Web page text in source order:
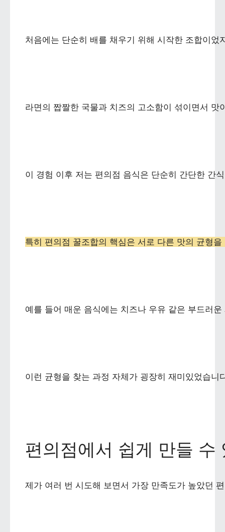
처음에는 단순히 배를 채우기 위해 시작한 조합이
라면의 짭짤한 국물과 치즈의 고소함이 섞이면서
이 경험 이후 저는 편의점 음식은 단순히 간단한 간
특히 편의점 꿀조합의 핵심은 서로 다른 맛의 균형
예를 들어 매운 음식에는 치즈나 우유 같은 부드러
이런 균형을 찾는 과정 자체가 굉장히 재미있었습니
편의점에서 쉽게 만들 수
제가 여러 번 시도해 보면서 가장 만족도가 높았던